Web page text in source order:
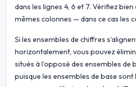
dans les lignes 4, 6 et 7. Vérifiez bien
mêmes colonnes — dans ce cas les
Si les ensembles de chiffres
horizontalement, vous pouvez
situés à l’opposé des ensembles de
puisque les ensembles de base